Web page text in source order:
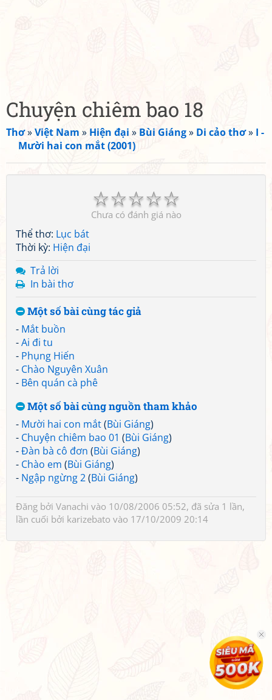
Chuyện chiêm bao 18
Thơ»Việt Nam » Hiện đại » Bùi Giáng» Di cảo thơ» I -
Mười hai con mắt (2001)
☆
☆
☆
☆
☆
Chưa có đánh giá nào
Thể thơ: Lục bát
Thời kỳ: Hiện đại
Trả lời
In bài thơ
Một số bài cùng tác giả
- Mắt buồn
-Ai đi tu
- Phụng Hiến
- Chào Nguyên Xuân
- Bên quán cà phê
Một số bài cùng nguồn tham khảo
- Mười hai con mắt(Bùi Giáng)
- Chuyện chiêm bao 01 (Bùi Giáng)
-Đàn bà cô đơn (Bùi Giáng)
- Chào em (Bùi Giáng)
- Ngập ngừng 2(Bùi Giáng)
Đăng bởi Vanachi vào 10/08/2006 05:52, đã sửa 1 lần,
lần cuối bởi karizebato vào 17/10/2009 20:14